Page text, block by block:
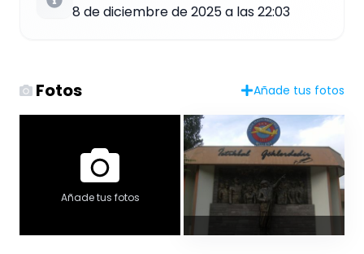
8 de diciembre de 2025 a las 22:03
Fotos Añade tus fotos
Añade tus fotos